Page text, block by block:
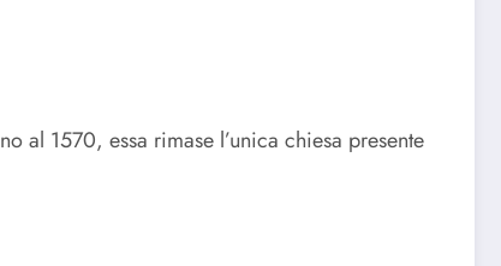
al 1570, essa rimase l’unica chiesa presente